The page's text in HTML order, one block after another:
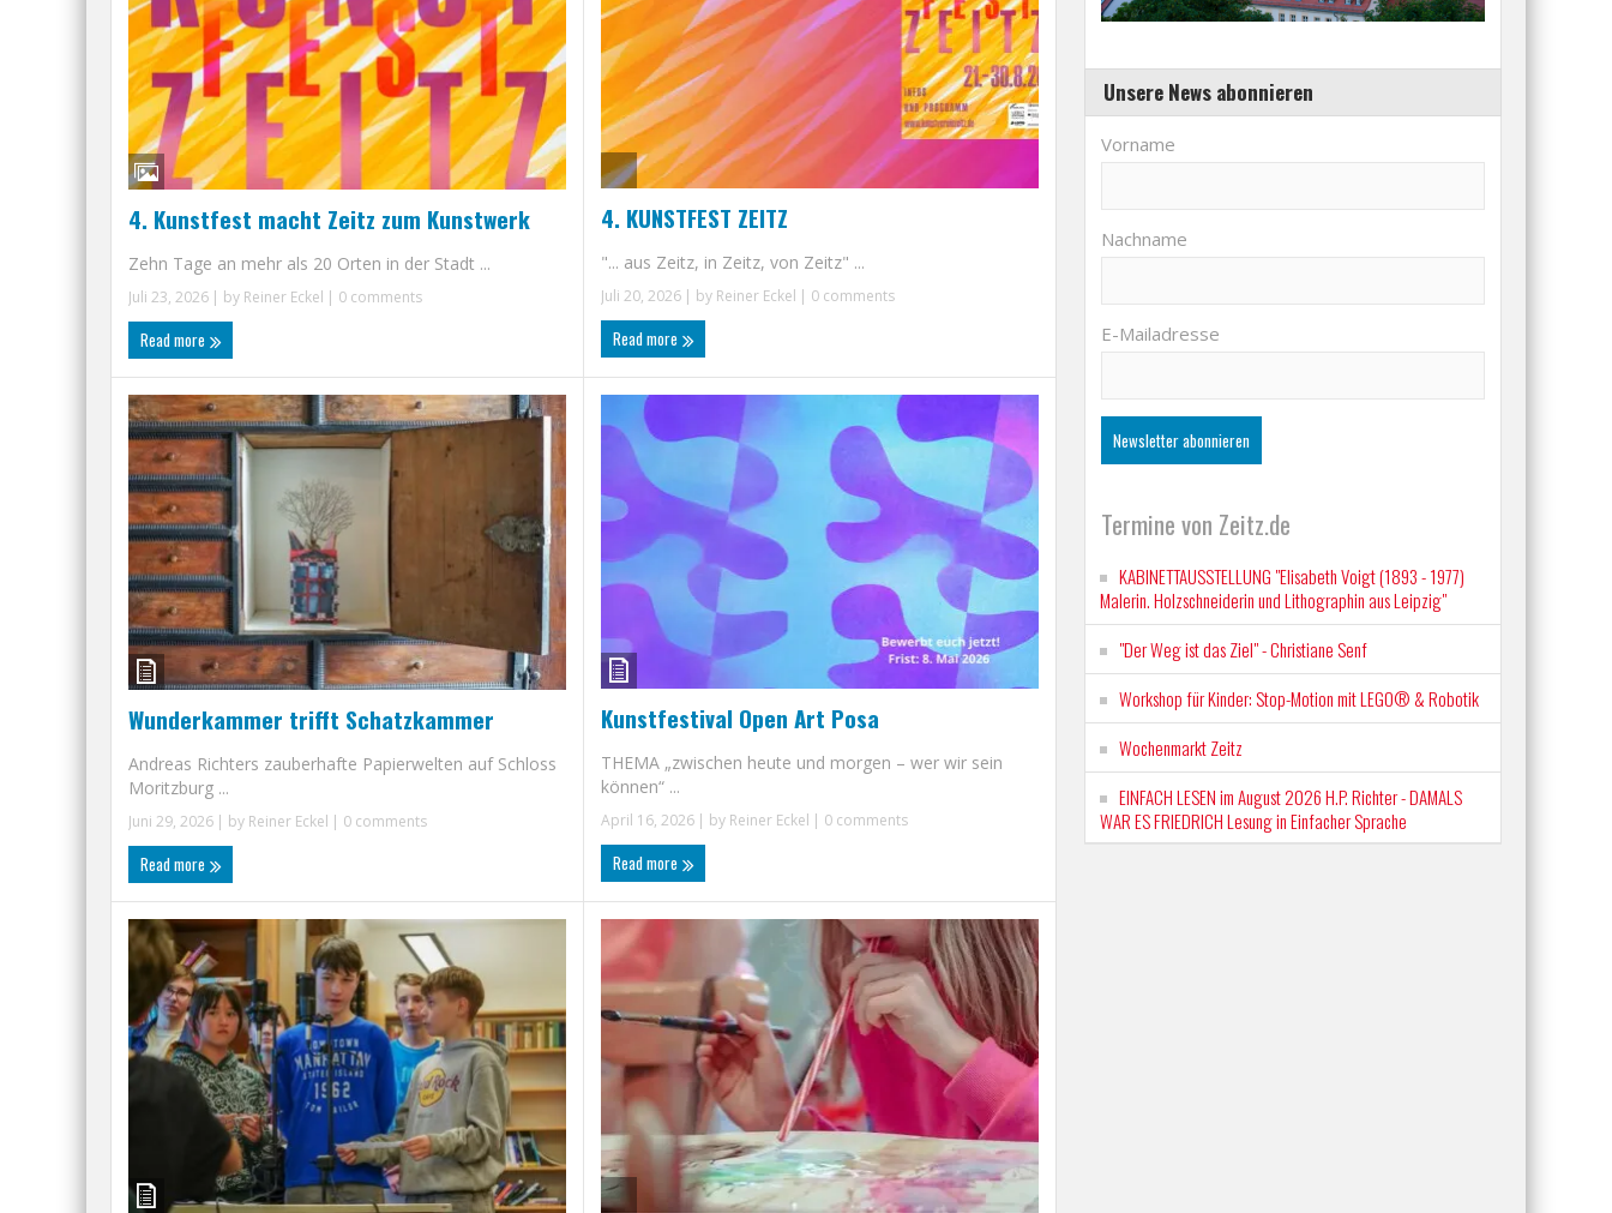
4. Kunstfest macht Zeitz zum Kunstwerk
Zehn Tage an mehr als 20 Orten in der Stadt ...
Juli 23, 2026 | by Reiner Eckel | 0 comments
Read more
4. KUNSTFEST ZEITZ
"... aus Zeitz, in Zeitz, von Zeitz" ...
Juli 20, 2026 | by Reiner Eckel | 0 comments
Read more
Wunderkammer trifft Schatzkammer
Andreas Richters zauberhafte Papierwelten auf Schloss
Moritzburg ...
Juni 29, 2026 | by Reiner Eckel | 0 comments
Read more
Kunstfestival Open Art Posa
THEMA „zwischen heute und morgen – wer wir sein
können“ ...
April 16, 2026 | by Reiner Eckel | 0 comments
Read more
Unsere News abonnieren
Vorname
Nachname
E-Mailadresse
Termine von Zeitz.de
KABINETTAUSSTELLUNG "Elisabeth Voigt (1893 - 1977)
Malerin. Holzschneiderin und Lithographin aus Leipzig"
"Der Weg ist das Ziel" - Christiane Senf
Workshop für Kinder: Stop-Motion mit LEGO® & Robotik
Wochenmarkt Zeitz
EINFACH LESEN im August 2026 H.P. Richter - DAMALS
WAR ES FRIEDRICH Lesung in Einfacher Sprache